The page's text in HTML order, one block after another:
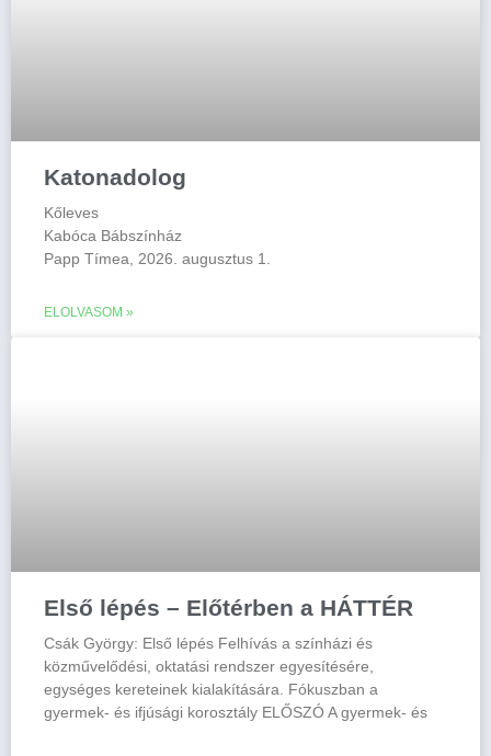
Katonadolog
Kőleves
Kabóca Bábszínház
Papp Tímea, 2026. augusztus 1.
ELOLVASOM »
Első lépés – Előtérben a HÁTTÉR
Csák György: Első lépés Felhívás a színházi és
közművelődési, oktatási rendszer egyesítésére,
egységes kereteinek kialakítására. Fókuszban a
gyermek- és ifjúsági korosztály ELŐSZÓ A gyermek- és